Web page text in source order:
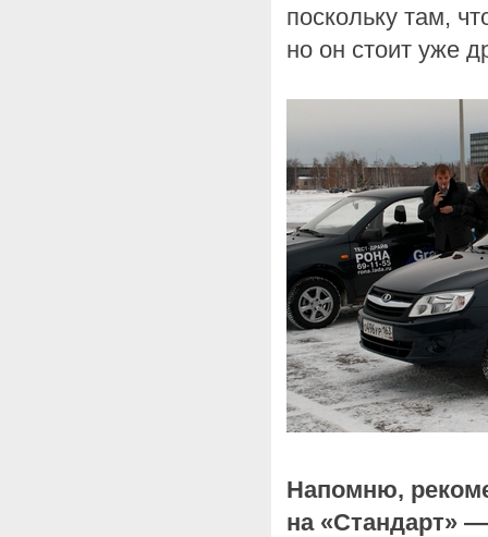
поскольку там,
но он стоит уже
Напомню,
на «Стандарт»